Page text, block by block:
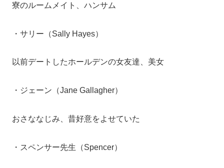
寮のルームメイト、ハンサム
・サリー（Sally Hayes）
以前デートしたホールデンの女友達、美女
・ジェーン（Jane Gallagher）
おさななじみ、昔好意をよせていた
・スペンサー先生（Spencer）